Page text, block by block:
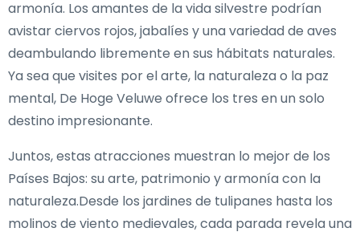
armonía. Los amantes de la vida silvestre podrían
avistar ciervos rojos, jabalíes y una variedad de aves
deambulando libremente en sus hábitats naturales.
Ya sea que visites por el arte, la naturaleza o la paz
mental, De Hoge Veluwe ofrece los tres en un solo
destino impresionante.
Juntos, estas atracciones muestran lo mejor de los
Países Bajos: su arte, patrimonio y armonía con la
naturaleza.Desde los jardines de tulipanes hasta los
molinos de viento medievales, cada parada revela una